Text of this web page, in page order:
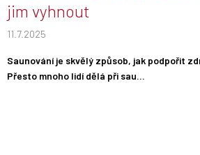
jim vyhnout
11.7.2025
Saunování je skvělý způsob, jak podpořit
Přesto mnoho lidí dělá při sau...